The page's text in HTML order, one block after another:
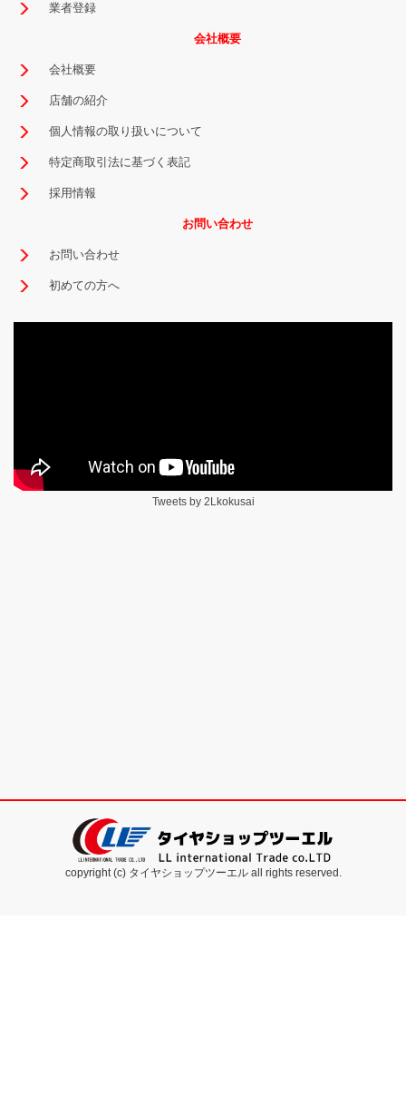
業者登録
会社概要
会社概要
店舗の紹介
個人情報の取り扱いについて
特定商取引法に基づく表記
採用情報
お問い合わせ
お問い合わせ
初めての方へ
Tweets by 2Lkokusai
copyright (c) タイヤショップツーエル all rights reserved.